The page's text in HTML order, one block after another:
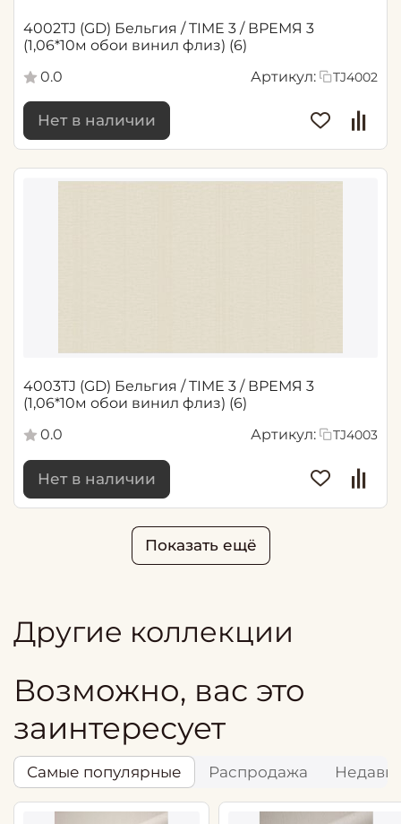
4002TJ (GD) Бельгия / TIME 3 / ВРЕМЯ 3
(1,06*10м обои винил флиз) (6)
0.0
Артикул: TJ4002
Нет в наличии
4003TJ (GD) Бельгия / TIME 3 / ВРЕМЯ 3
(1,06*10м обои винил флиз) (6)
0.0
Артикул: TJ4003
Нет в наличии
Показать ещё
Другие коллекции
Возможно, вас это
заинтересует
Самые популярные Распродажа